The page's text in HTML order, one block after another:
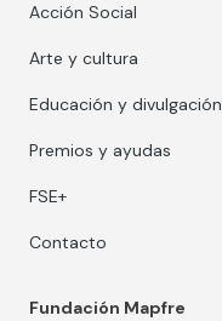
Acción Social
Arte y cultura
Educación y divulgación
Premios y ayudas
FSE+
Contacto
Fundación Mapfre